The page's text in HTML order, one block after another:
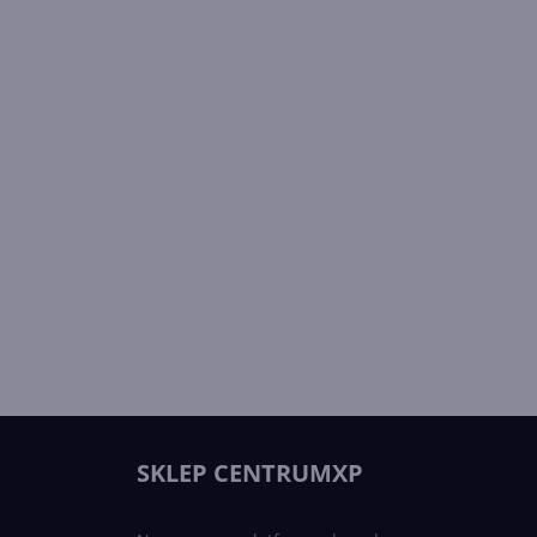
SKLEP CENTRUMXP